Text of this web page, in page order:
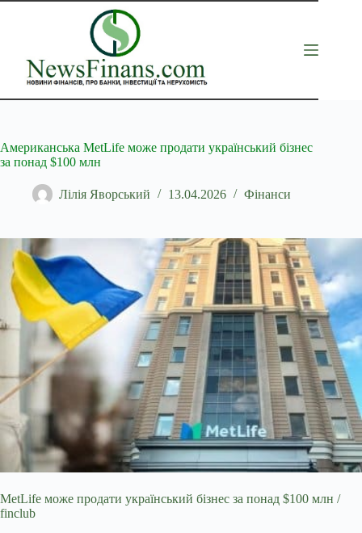
Перейти
Американська MetLife може продати український бізнес
за понад $100 млн
Лілія Яворський 13.04.2026 Фінанси
MetLife може продати український бізнес за понад $100 млн /
finclub